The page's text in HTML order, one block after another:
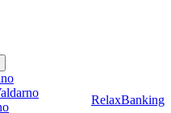
RelaxBanking